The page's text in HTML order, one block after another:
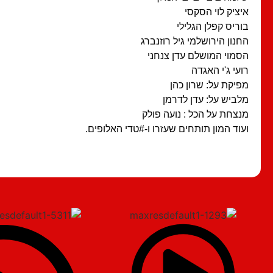
איציק לוי הסקסי
בוריס קפלן הגלילי
החנון הירושלמי גיל רוזנברג
הסמוי המושלם עדן צנחני
רועי ג'י האגדה
מפיקת על: שרון כהן
מלביש על: עדן לדרמן
מנצחת על הכל : נועה פולק
ועוד המון תותחים שעזרו ו-#טדי האלופים.